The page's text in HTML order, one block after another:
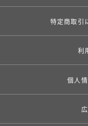
特定商取引
利
個人